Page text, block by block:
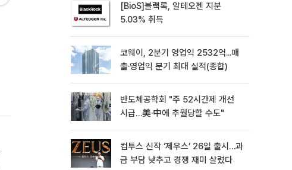
[BioS]블랙록, 알테오젠 지분
5.03% 취득
코웨이, 2분기 영업익 2532억...매
출·영업익 분기 최대 실적(종합)
반도체공학회 "주 52시간제 개선
시급…美·中에 추월당할 수도"
컴투스 신작 ‘제우스’ 26일 출시…과
금 부담 낮추고 경쟁 재미 살렸다